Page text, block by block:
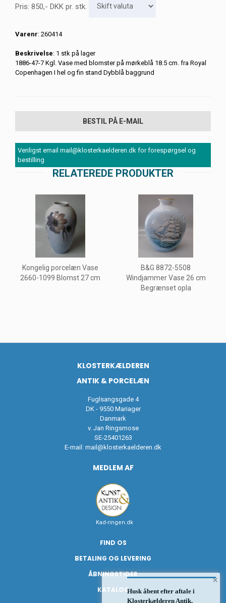
Pris: 850,- DKK pr. stk.
Varenr: 260414
Beskrivelse: 1 stk på lager
1886-47-7 Kgl. Vase med blomster på mørkeblå 18.5 cm. fra Royal
Copenhagen I hel og fin stand Dybblå baggrund
BESTIL PÅ E-MAIL
Venligst email mail@klosterkaelderen.dk for forespørgsel og
bestilling
RELATEREDE PRODUKTER
Kongelig porcelæn Vase
2660-1099 Blomst 27 cm
B&G 8872-5508
Windjammer Vase 26 cm
Begrænset opla
KLOSTERKÆLDEREN
ANTIK & PORCELÆN
Fuglsangsgade 4
DK - 9550 Mariager
Danmark
v. Jan Ringsmose
SE-25401263
E-mail: mail@klosterkaelderen.dk
MEDLEM AF
Kad-ringen.dk
FIND OS
BETALING OG LEVERING
ÅBNINGSTIDER
KATALOG
×
Husk åbent efter aftale i
Klosterkælderen Antik,